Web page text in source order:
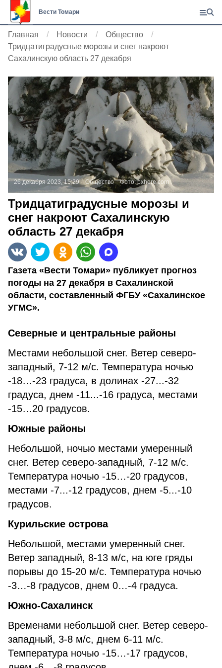
Вести Томари
Главная Новости
Общество
Тридцатиградусные морозы и снег накроют
Сахалинскую область 27 декабря
26 декабря 2023, 15:29 Общество Фото:pxhere.com
Тридцатиградусные морозы и
снег накроют Сахалинскую
область 27 декабря
Газета «Вести Томари» публикует прогноз
погоды на 27 декабря в Сахалинской
области, составленный ФГБУ «Сахалинское
УГМС».
Северные и центральные районы
Местами небольшой снег. Ветер северо-
западный, 7-12 м/с. Температура ночью
-18…-23 градуса, в долинах -27...-32
градуса, днем -11...-16 градуса, местами
-15…20 градусов.
Южные районы
Небольшой, ночью местами умеренный
снег. Ветер северо-западный, 7-12 м/с.
Температура ночью -15…-20 градусов,
местами -7...-12 градусов, днем -5...-10
градусов.
Курильские острова
Небольшой, местами умеренный снег.
Ветер западный, 8-13 м/с, на юге гряды
порывы до 15-20 м/с. Температура ночью
-3…-8 градусов, днем 0…-4 градуса.
Южно-Сахалинск
Временами небольшой снег. Ветер северо-
западный, 3-8 м/с, днем 6-11 м/с.
Температура ночью -15…-17 градусов,